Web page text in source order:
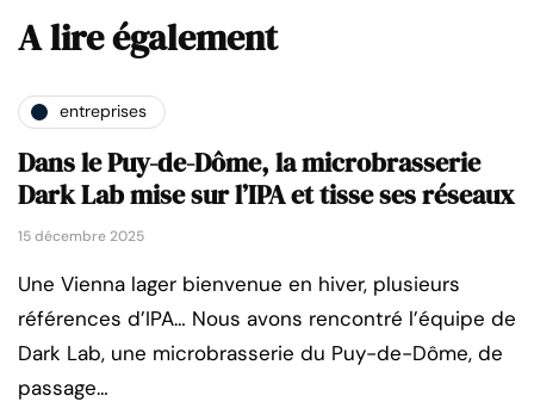
A lire également
entreprises
Dans le Puy-de-Dôme, la microbrasserie
Dark Lab mise sur l’IPA et tisse ses réseaux
15 décembre 2025
Une Vienna lager bienvenue en hiver, plusieurs
références d’IPA… Nous avons rencontré l’équipe de
Dark Lab, une microbrasserie du Puy-de-Dôme, de
passage…